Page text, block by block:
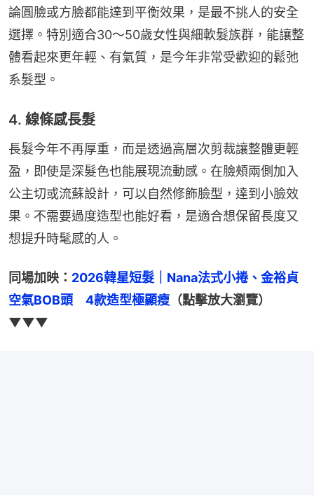
論圓臉或方臉都能達到平衡效果，是最不挑人的安全
選擇。特別適合30～50歲女性與細軟髮族群，能讓整
體看起來更年輕、有氣質，是今年非常受歡迎的鬆弛
系髮型。
4. 線條感長髮
長髮今年不再厚重，而是透過高層次剪裁讓整體更輕
盈，即使是深髮色也能展現流動感。在臉頰兩側加入
公主切或流蘇設計，可以自然修飾臉型，達到小臉效
果。不需要過度造型也能好看，是適合想保留長度又
想提升時髦感的人。
同場加映： 2026韓星短髮｜Nana法式小捲、金裕貞
空氣BOB頭　4款造型極顯瘦（點擊放大瀏覽）
▼▼▼